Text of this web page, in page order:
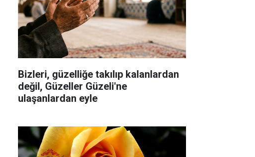
Bizleri, güzelliğe takılıp kalanlardan
değil, Güzeller Güzeli'ne
ulaşanlardan eyle